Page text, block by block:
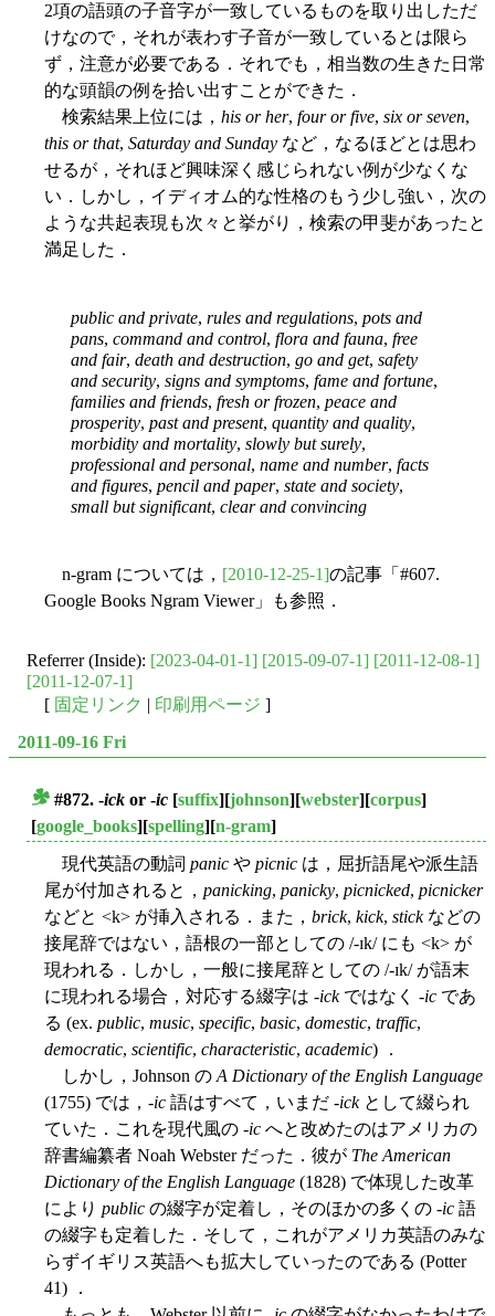
2項の語頭の子音字が一致しているものを取り出しただ
けなので，それが表わす子音が一致しているとは限ら
ず，注意が必要である．それでも，相当数の生きた日常
的な頭韻の例を拾い出すことができた．
検索結果上位には， his or her, four or five, six or seven,
this or that, Saturday and Sunday など，なるほどとは思わ
せるが，それほど興味深く感じられない例が少なくな
い．しかし，イディオム的な性格のもう少し強い，次の
ような共起表現も次々と挙がり，検索の甲斐があったと
満足した．
public and private, rules and regulations, pots and
pans, command and control, flora and fauna, free
and fair, death and destruction, go and get, safety
and security, signs and symptoms, fame and fortune,
families and friends, fresh or frozen, peace and
prosperity, past and present, quantity and quality,
morbidity and mortality, slowly but surely,
professional and personal, name and number, facts
and figures, pencil and paper, state and society,
small but significant, clear and convincing
n-gram については， [2010-12-25-1]の記事「#607.
Google Books Ngram Viewer」も参照．
Referrer (Inside): [2023-04-01-1] [2015-09-07-1] [2011-12-08-1]
[2011-12-07-1]
[ 固定リンク | 印刷用ページ ]
2011-09-16 Fri
#872. -ick or -ic [suffix][johnson][webster][corpus]
[google_books][spelling][n-gram]
現代英語の動詞 panic や picnic は，屈折語尾や派生語
尾が付加されると， panicking, panicky, picnicked, picnicker
などと <k> が挿入される．また， brick, kick, stickなどの
接尾辞ではない，語根の一部としての /-ɪk/ にも <k> が
現われる．しかし，一般に接尾辞としての /-ɪk/ が語末
に現われる場合，対応する綴字は -ickではなく -ic であ
る (ex. public, music, specific, basic, domestic, traffic,
democratic, scientific, characteristic, academic) ．
しかし，Johnson の A Dictionary of the English Language
(1755) では，-ic 語はすべて，いまだ -ickとして綴られ
ていた．これを現代風の -ic へと改めたのはアメリカの
辞書編纂者 Noah Webster だった．彼が The American
Dictionary of the English Language (1828) で体現した改革
により public の綴字が定着し，そのほかの多くの -ic 語
の綴字も定着した．そして，これがアメリカ英語のみな
らずイギリス英語へも拡大していったのである (Potter
41) ．